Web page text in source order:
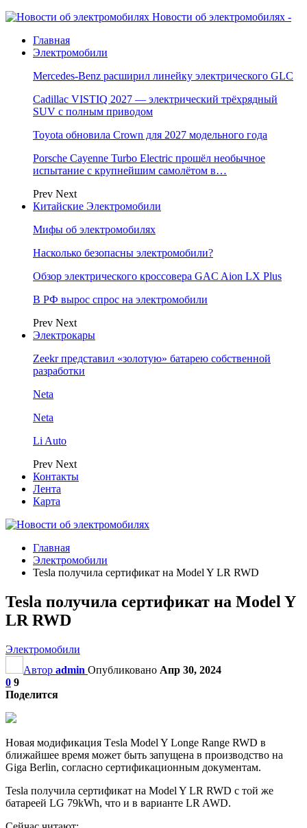
Новости об электромобилях -
Главная
Электромобили
Mercedes-Benz расширил линейку электрического GLC
Cadillac VISTIQ 2027 — электрический трёхрядный
SUV с полным приводом
Toyota обновила Crown для 2027 модельного года
Porsche Cayenne Turbo Electric прошёл необычное
испытание с крупнейшим самолётом в…
Prev Next
Китайские Электромобили
Мифы об электромобилях
Насколько безопасны электромобили?
Обзор электрического кроссовера GAC Aion LX Plus
В РФ вырос спрос на электромобили
Prev Next
Электрокары
Zeekr представил «золотую» батарею собственной
разработки
Neta
Neta
Li Auto
Prev Next
Контакты
Лента
Карта
Главная
Электромобили
Tesla получила сертификат на Model Y LR RWD
Tesla получила сертификат на Model Y
LR RWD
Электромобили
Автор admin Опубликовано Апр 30, 2024
0 9
Поделится
Новая модификация Тesla Model Y Longe Range RWD в
ближайшее время может быть запущена в производство на
Giga Berlin, согласно сертификационным документам.
Tesla получила сертификат на Model Y LR RWD с той же
батареей LG 79kWh, что и в варианте LR AWD.